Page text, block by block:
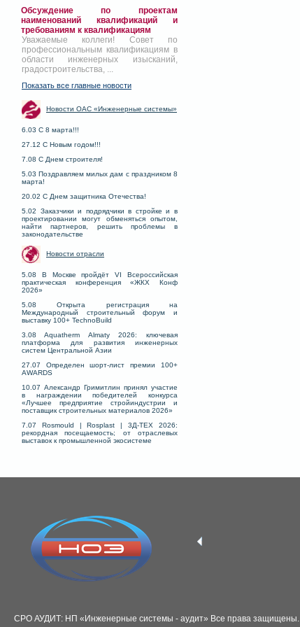
Обсуждение по проектам
наименований квалификаций и
требованиям к квалификациям
Уважаемые коллеги! Совет по
профессиональным квалификациям в
области инженерных изысканий,
градостроительства, ...
Показать все главные новости
Новости ОАС «Инженерные системы»
6.03 С 8 марта!!!
27.12 С Новым годом!!!
7.08 С Днем строителя!
5.03 Поздравляем милых дам с праздником 8
марта!
20.02 С Днем защитника Отечества!
5.02 Заказчики и подрядчики в стройке и в
проектировании могут обменяться опытом,
найти партнеров, решить проблемы в
законодательстве
Новости отрасли
5.08 В Москве пройдёт VI Всероссийская
практическая конференция «ЖКХ Конф
2026»
5.08 Открыта регистрация на
Международный строительный форум и
выставку 100+ TechnoBuild
3.08 Aquatherm Almaty 2026: ключевая
платформа для развития инженерных
систем Центральной Азии
27.07 Определен шорт-лист премии 100+
AWARDS
10.07 Александр Гримитлин принял участие
в награждении победителей конкурса
«Лучшее предприятие стройиндустрии и
поставщик строительных материалов 2026»
7.07 Rosmould | Rosplast | 3Д-ТЕХ 2026:
рекордная посещаемость; от отраслевых
выставок к промышленной экосистеме
СРО АУДИТ: НП «Инженерные системы - аудит» Все права защищены.